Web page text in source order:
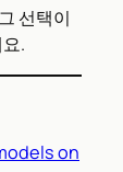
선택이
.
on